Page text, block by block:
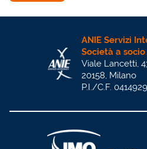
ANIE Servizi
Società a
Viale Lancetti,
20158, Milano
P.I./C.F.